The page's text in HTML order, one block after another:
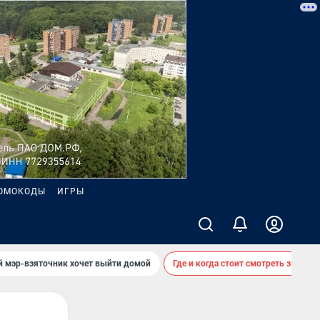
ИГРЫ
мэр-взяточник хочет выйти домой Где и когда стоит смотреть